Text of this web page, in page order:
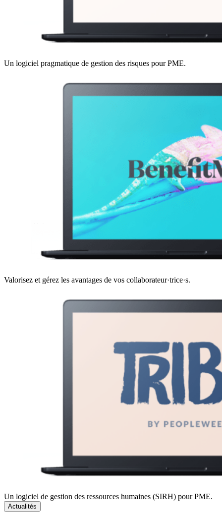
Un logiciel pragmatique de gestion des risques pour PME.
Valorisez et gérez les avantages de vos collaborateur·trice·s.
Un logiciel de gestion des ressources humaines (SIRH) pour PME.
Actualités